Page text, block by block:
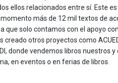
ellos relacionados entre sí. Este
más de 12 mil textos de
que solo contamos con el apoyo
creado otros proyectos como
donde vendemos libros nuestros
en eventos o en ferias de libros.